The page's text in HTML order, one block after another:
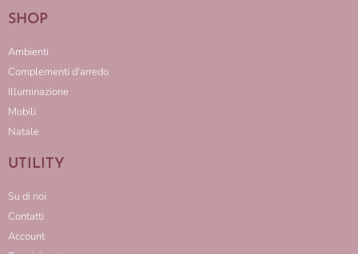
SHOP
Ambienti
Complementi d'arredo
Illuminazione
Mobili
Natale
UTILITY
Su di noi
Contatti
Account